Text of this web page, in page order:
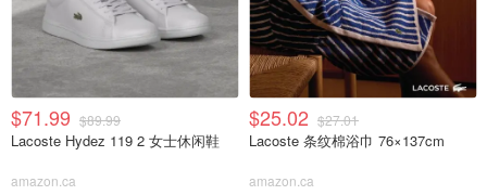
$71.99 $89.99
Lacoste Hydez 119 2 女士休闲鞋
amazon.ca
$25.02 $27.01
Lacoste 条纹棉浴巾 76×137cm
amazon.ca